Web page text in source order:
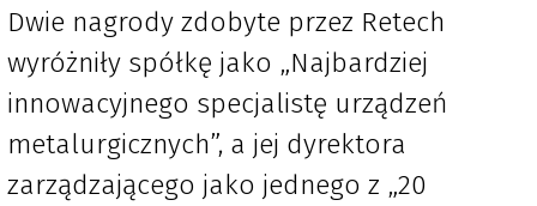
Dwie nagrody zdobyte przez Retech
wyróżniły spółkę jako „Najbardziej
innowacyjnego specjalistę urządzeń
metalurgicznych”, a jej dyrektora
zarządzającego jako jednego z „20